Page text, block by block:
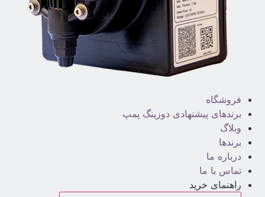
فروشگاه
برندهای پیشنهادی دوزینگ پمپ
وبلاگ
برندها
درباره ما
تماس با ما
راهنمای خرید